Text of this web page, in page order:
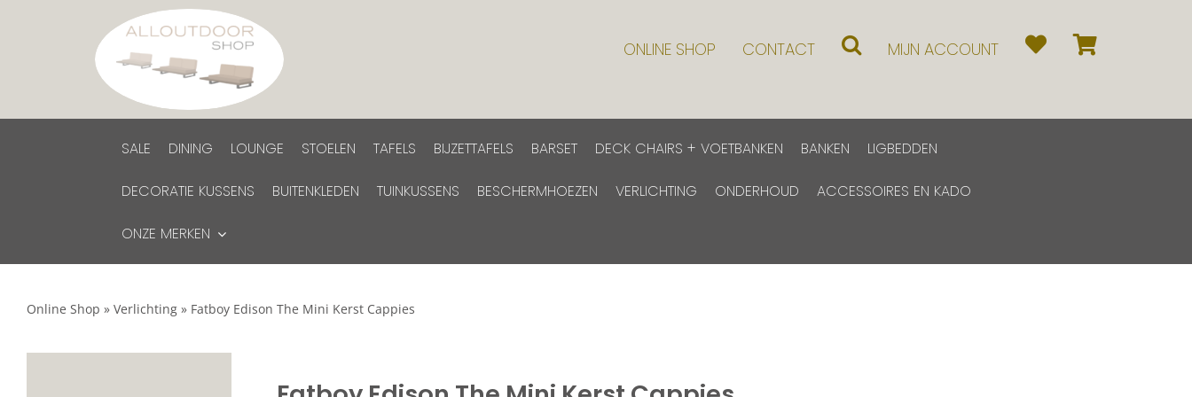
ONLINE SHOP CONTACT MIJN ACCOUNT
SALE DINING LOUNGE STOELEN TAFELS BIJZETTAFELS BARSET DECK CHAIRS + VOETBANKEN BANKEN LIGBEDDEN
DECORATIE KUSSENS BUITENKLEDEN TUINKUSSENS BESCHERMHOEZEN VERLICHTING ONDERHOUD ACCESSOIRES EN KADO
ONZE MERKEN
Online Shop » Verlichting » Fatboy Edison The Mini Kerst Cappies